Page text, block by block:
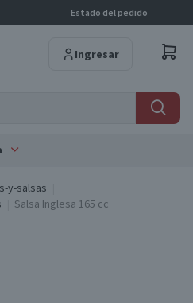
Estado del pedido
Ingresar
y-salsas
Salsa Inglesa 165 cc